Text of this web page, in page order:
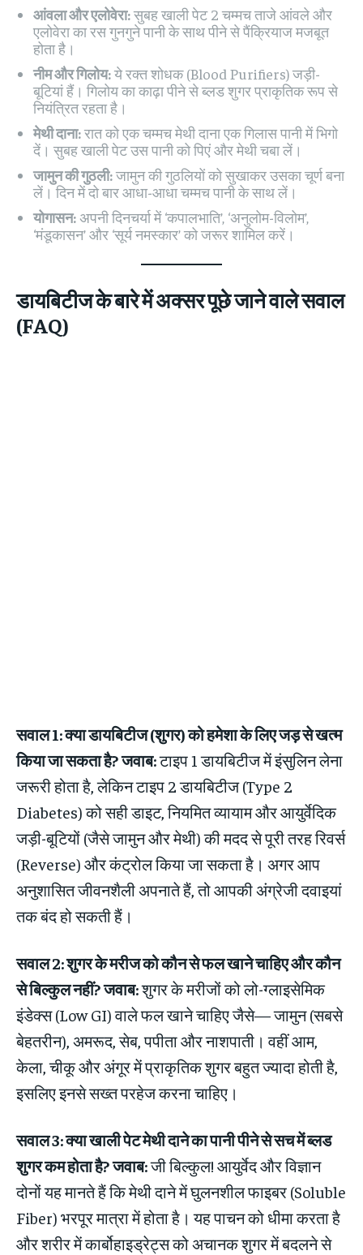
आंवला और एलोवेरा:सुबह खाली पेट 2 चम्मच ताजे आंवले और
एलोवेरा का रस गुनगुने पानी के साथ पीने से पैंक्रियाज मजबूत
होता है।
नीम और गिलोय:ये रक्त शोधक (Blood Purifiers) जड़ी-
बूटियां हैं। गिलोय का काढ़ा पीने से ब्लड शुगर प्राकृतिक रूप से
नियंत्रित रहता है।
मेथी दाना:रात को एक चम्मच मेथी दाना एक गिलास पानी में भिगो
दें। सुबह खाली पेट उस पानी को पिएं और मेथी चबा लें।
जामुन की गुठली:जामुन की गुठलियों को सुखाकर उसका चूर्ण बना
लें। दिन में दो बार आधा-आधा चम्मच पानी के साथ लें।
योगासन: अपनी दिनचर्या में ‘कपालभाति’, ‘अनुलोम-विलोम’,
‘मंडूकासन’ और ‘सूर्य नमस्कार’ को जरूर शामिल करें।
डायबिटीज के बारे में अक्सर पूछे जाने वाले सवाल
(FAQ)
सवाल 1: क्या डायबिटीज (शुगर) को हमेशा के लिए जड़ से खत्म
किया जा सकता है?जवाब:टाइप 1 डायबिटीज में इंसुलिन लेना
जरूरी होता है, लेकिन टाइप 2 डायबिटीज (Type 2
Diabetes) को सही डाइट, नियमित व्यायाम और आयुर्वेदिक
जड़ी-बूटियों (जैसे जामुन और मेथी) की मदद से पूरी तरह रिवर्स
(Reverse) और कंट्रोल किया जा सकता है। अगर आप
अनुशासित जीवनशैली अपनाते हैं, तो आपकी अंग्रेजी दवाइयां
तक बंद हो सकती हैं।
सवाल 2: शुगर के मरीज को कौन से फल खाने चाहिए और कौन
से बिल्कुल नहीं?जवाब:शुगर के मरीजों को लो-ग्लाइसेमिक
इंडेक्स (Low GI) वाले फल खाने चाहिए जैसे— जामुन (सबसे
बेहतरीन), अमरूद, सेब, पपीता और नाशपाती। वहीं आम,
केला, चीकू और अंगूर में प्राकृतिक शुगर बहुत ज्यादा होती है,
इसलिए इनसे सख्त परहेज करना चाहिए।
सवाल 3: क्या खाली पेट मेथी दाने का पानी पीने से सच में ब्लड
शुगर कम होता है?जवाब:जी बिल्कुल! आयुर्वेद और विज्ञान
दोनों यह मानते हैं कि मेथी दाने में घुलनशील फाइबर (Soluble
Fiber) भरपूर मात्रा में होता है। यह पाचन को धीमा करता है
और शरीर में कार्बोहाइड्रेट्स को अचानक शुगर में बदलने से